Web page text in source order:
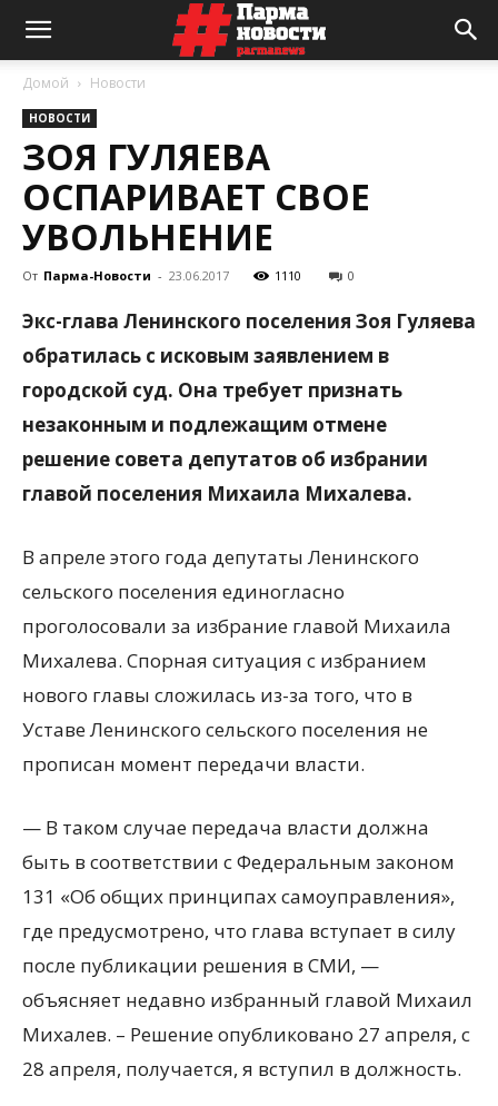
Домой Новости
НОВОСТИ
ЗОЯ ГУЛЯЕВА
ОСПАРИВАЕТ СВОЕ
УВОЛЬНЕНИЕ
От Парма-Новости - 23.06.2017 1110 0
Экс-глава Ленинского поселения Зоя Гуляева
обратилась с исковым заявлением в
городской суд. Она требует признать
незаконным и подлежащим отмене
решение совета депутатов об избрании
главой поселения Михаила Михалева.
В апреле этого года депутаты Ленинского
сельского поселения единогласно
проголосовали за избрание главой Михаила
Михалева. Спорная ситуация с избранием
нового главы сложилась из-за того, что в
Уставе Ленинского сельского поселения не
прописан момент передачи власти.
— В таком случае передача власти должна
быть в соответствии с Федеральным законом
131 «Об общих принципах самоуправления»,
где предусмотрено, что глава вступает в силу
после публикации решения в СМИ, —
объясняет недавно избранный главой Михаил
Михалев. – Решение опубликовано 27 апреля, с
28 апреля, получается, я вступил в должность.